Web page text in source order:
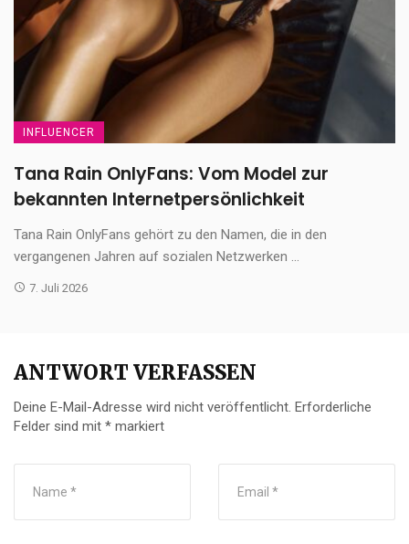
INFLUENCER
Tana Rain OnlyFans: Vom Model zur
bekannten Internetpersönlichkeit
Tana Rain OnlyFans gehört zu den Namen, die in den
vergangenen Jahren auf sozialen Netzwerken ...
7. Juli 2026
ANTWORT VERFASSEN
Deine E-Mail-Adresse wird nicht veröffentlicht. Erforderliche
Felder sind mit * markiert